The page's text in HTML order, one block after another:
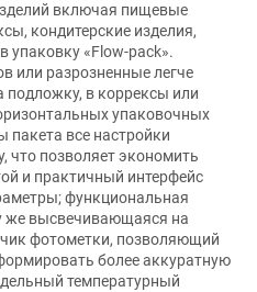
включая пищевые
кондитерские изделия,
упаковку «Flow-pack».
или разрозненные легче
в коррексы или
упаковочных
пакета все настройки
что позволяет экономить
и практичный интерфейс
функциональная
же высвечивающаяся на
фотометки, позволяющий
более аккуратную
температурный